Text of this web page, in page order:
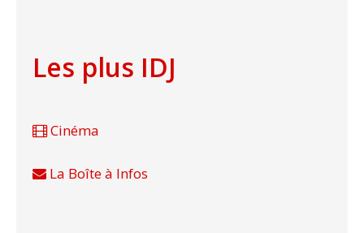
Les plus IDJ
Cinéma
La Boîte à Infos